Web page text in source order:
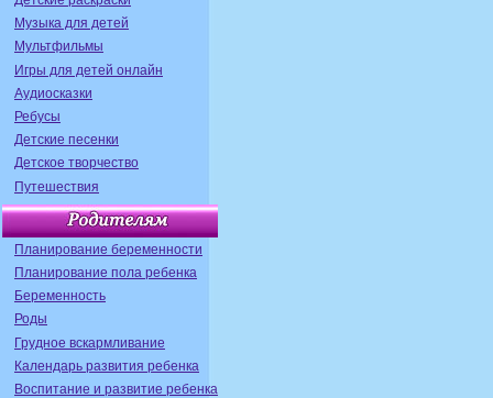
Музыка для детей
Мультфильмы
Игры для детей онлайн
Аудиосказки
Ребусы
Детские песенки
Детское творчество
Путешествия
Планирование беременности
Планирование пола ребенка
Беременность
Роды
Грудное вскармливание
Календарь развития ребенка
Воспитание и развитие ребенка